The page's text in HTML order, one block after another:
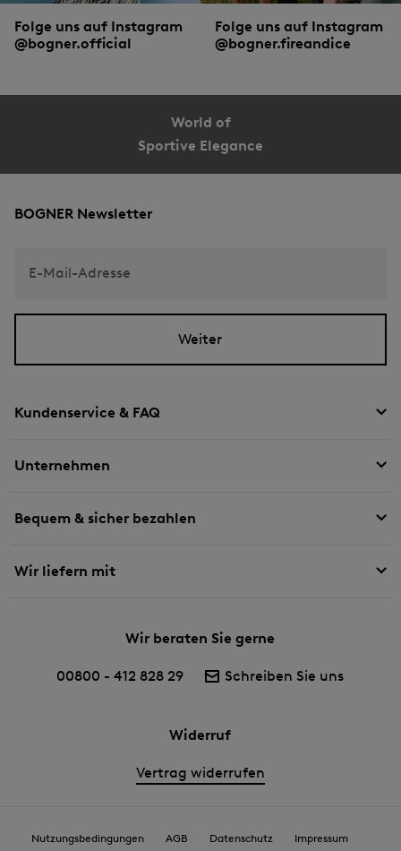
Folge uns auf Instagram
@bogner.official
Folge uns auf Instagram
@bogner.fireandice
World of
Sportive Elegance
Kundenservice & FAQ
Unternehmen
Bequem & sicher bezahlen
Wir liefern mit
Wir beraten Sie gerne
00800 - 412 828 29 Schreiben Sie uns
Widerruf
Vertrag widerrufen
BOGNER Newsletter
E-Mail-Adresse
Weiter
Nutzungsbedingungen AGB Datenschutz Impressum